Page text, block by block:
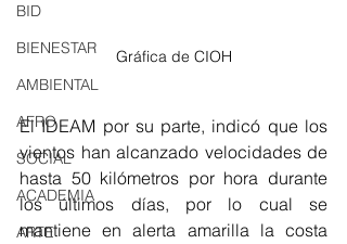
BID
BIENESTAR
AMBIENTAL
AFRO
SOCIAL
ACADEMIA
ARTE
Gráfica de CIOH
El IDEAM por su parte, indicó que los
vientos han alcanzado velocidades de
hasta 50 kilómetros por hora durante
los últimos días, por lo cual se
mantiene en alerta amarilla la costa